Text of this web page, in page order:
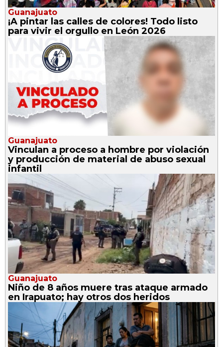
Guanajuato
¡A pintar las calles de colores! Todo listo
para vivir el orgullo en León 2026
Guanajuato
Vinculan a proceso a hombre por violación
y producción de material de abuso sexual
infantil
Guanajuato
Niño de 8 años muere tras ataque armado
en Irapuato; hay otros dos heridos